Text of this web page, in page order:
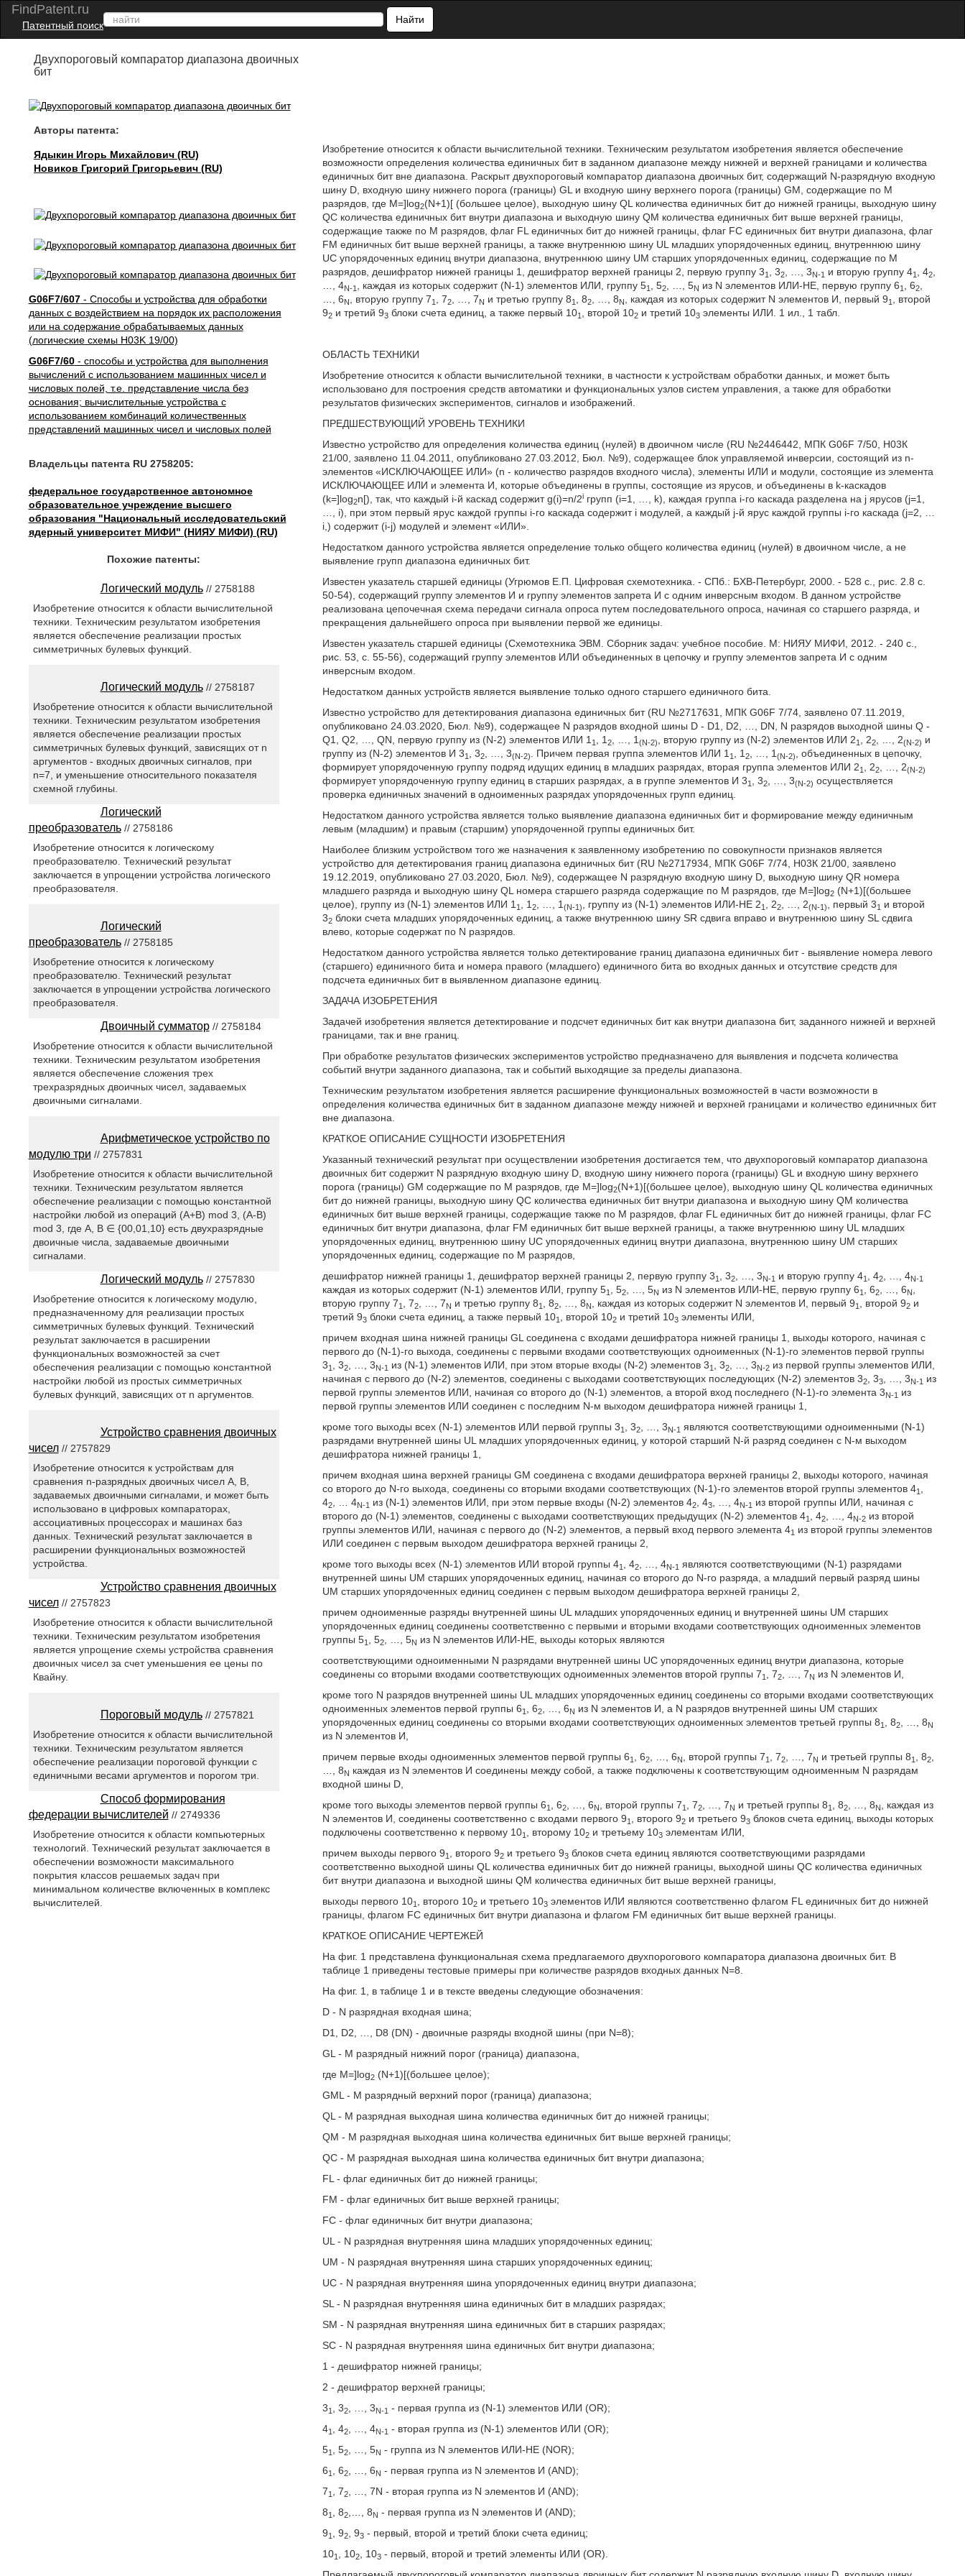
FindPatent.ru
Патентный поиск
Найти
Двухпороговый компаратор диапазона двоичных
бит
Авторы патента:
Ядыкин Игорь Михайлович (RU)
Новиков Григорий Григорьевич (RU)
G06F7/607- Способы и устройства для обработки
данных с воздействием на порядок их расположения
или на содержание обрабатываемых данных
(логические схемы H03K 19/00)
G06F7/60- способы и устройства для выполнения
вычислений с использованием машинных чисел и
числовых полей, т.е. представление числа без
основания; вычислительные устройства с
использованием комбинаций количественных
представлений машинных чисел и числовых полей
Владельцы патента RU 2758205:
федеральное государственное автономное
образовательное учреждение высшего
образования "Национальный исследовательский
ядерный университет МИФИ" (НИЯУ МИФИ) (RU)
Изобретение относится к области вычислительной техники. Техническим результатом изобретения является обеспечение
возможности определения количества единичных бит в заданном диапазоне между нижней и верхней границами и количества
единичных бит вне диапазона. Раскрыт двухпороговый компаратор диапазона двоичных бит, содержащий N-разрядную входную
шину D, входную шину нижнего порога (границы) GL и входную шину верхнего порога (границы) GM, содержащие по М
разрядов, где M=]log2(N+1)[ (большее целое), выходную шину QL количества единичных бит до нижней границы, выходную шину
QC количества единичных бит внутри диапазона и выходную шину QM количества единичных бит выше верхней границы,
содержащие также по М разрядов, флаг FL единичных бит до нижней границы, флаг FC единичных бит внутри диапазона, флаг
FM единичных бит выше верхней границы, а также внутреннюю шину UL младших упорядоченных единиц, внутреннюю шину
UC упорядоченных единиц внутри диапазона, внутреннюю шину UM старших упорядоченных единиц, содержащие по М
разрядов, дешифратор нижней границы 1, дешифратор верхней границы 2, первую группу 31 , 32 , …, 3N-1 и вторую группу 41 , 42
…, 4N-1 , каждая из которых содержит (N-1) элементов ИЛИ, группу 51 , 52 , …, 5N из N элементов ИЛИ-НЕ, первую группу 61 , 62
…, 6N , вторую группу 71 , 72 , …, 7N и третью группу 81 , 82 , …, 8N , каждая из которых содержит N элементов И, первый 91
, второй
92 и третий 93 блоки счета единиц, а также первый 101 , второй 102 и третий 103 элементы ИЛИ. 1 ил., 1 табл.
ОБЛАСТЬ ТЕХНИКИ
Изобретение относится к области вычислительной техники, в частности к устройствам обработки данных, и может быть
использовано для построения средств автоматики и функциональных узлов систем управления, а также для обработки
результатов физических экспериментов, сигналов и изображений.
ПРЕДШЕСТВУЮЩИЙ УРОВЕНЬ ТЕХНИКИ
Известно устройство для определения количества единиц (нулей) в двоичном числе (RU №2446442, МПК G06F 7/50, Н03К
21/00, заявлено 11.04.2011, опубликовано 27.03.2012, Бюл. №9), содержащее блок управляемой инверсии, состоящий из n-
элементов «ИСКЛЮЧАЮЩЕЕ ИЛИ» (n - количество разрядов входного числа), элементы ИЛИ и модули, состоящие из элемента
ИСКЛЮЧАЮЩЕЕ ИЛИ и элемента И, которые объединены в группы, состоящие из ярусов, и объединены в k-каскадов
(k=]log2n[), так, что каждый i-й каскад содержит g(i)=n/2i групп (i=1, …, k), каждая группа i-го каскада разделена на j ярусов (j=1,
…, i), при этом первый ярус каждой группы i-го каскада содержит i модулей, а каждый j-й ярус каждой группы i-го каскада (j=2, …
i,) содержит (i-j) модулей и элемент «ИЛИ».
Недостатком данного устройства является определение только общего количества единиц (нулей) в двоичном числе, а не
выявление групп диапазона единичных бит.
Известен указатель старшей единицы (Угрюмов Е.П. Цифровая схемотехника. - СПб.: БХВ-Петербург, 2000. - 528 с., рис. 2.8 с.
50-54), содержащий группу элементов И и группу элементов запрета И с одним инверсным входом. В данном устройстве
реализована цепочечная схема передачи сигнала опроса путем последовательного опроса, начиная со старшего разряда, и
прекращения дальнейшего опроса при выявлении первой же единицы.
Известен указатель старшей единицы (Схемотехника ЭВМ. Сборник задач: учебное пособие. М: НИЯУ МИФИ, 2012. - 240 с.,
рис. 53, с. 55-56), содержащий группу элементов ИЛИ объединенных в цепочку и группу элементов запрета И с одним
инверсным входом.
Недостатком данных устройств является выявление только одного старшего единичного бита.
Известно устройство для детектирования диапазона единичных бит (RU №2717631, МПК G06F 7/74, заявлено 07.11.2019,
опубликовано 24.03.2020, Бюл. №9), содержащее N разрядов входной шины D - D1, D2, …, DN, N разрядов выходной шины Q -
Q1, Q2, …, QN, первую группу из (N-2) элементов ИЛИ 1 1 , 12 , …, 1(N-2) , вторую группу из (N-2) элементов ИЛИ 21 , 22 , …, 2(N-2) и
группу из (N-2) элементов И 31 , 32 , …, 3(N-2) . Причем первая группа элементов ИЛИ 1 1 , 12 , …, 1(N-2)
, объединенных в цепочку,
формирует упорядоченную группу подряд идущих единиц в младших разрядах, вторая группа элементов ИЛИ 21 , 22 , …, 2(N-2)
формирует упорядоченную группу единиц в старших разрядах, а в группе элементов И 31 , 32 , …, 3(N-2) осуществляется
проверка единичных значений в одноименных разрядах упорядоченных групп единиц.
Недостатком данного устройства является только выявление диапазона единичных бит и формирование между единичным
левым (младшим) и правым (старшим) упорядоченной группы единичных бит.
Наиболее близким устройством того же назначения к заявленному изобретению по совокупности признаков является
устройство для детектирования границ диапазона единичных бит (RU №2717934, МПК G06F 7/74, Н03К 21/00, заявлено
19.12.2019, опубликовано 27.03.2020, Бюл. №9), содержащее N разрядную входную шину D, выходную шину QR номера
младшего разряда и выходную шину QL номера старшего разряда содержащие по М разрядов, где M=]log2 (N+1)[(большее
целое), группу из (N-1) элементов ИЛИ 1 1 , 12 , …, 1(N-1) , группу из (N-1) элементов ИЛИ-НЕ 21 , 22 , …, 2(N-1) , первый 31 и второй
32 блоки счета младших упорядоченных единиц, а также внутреннюю шину SR сдвига вправо и внутреннюю шину SL сдвига
влево, которые содержат по N разрядов.
Недостатком данного устройства является только детектирование границ диапазона единичных бит - выявление номера левого
(старшего) единичного бита и номера правого (младшего) единичного бита во входных данных и отсутствие средств для
подсчета единичных бит в выявленном диапазоне единиц.
ЗАДАЧА ИЗОБРЕТЕНИЯ
Задачей изобретения является детектирование и подсчет единичных бит как внутри диапазона бит, заданного нижней и верхней
границами, так и вне границ.
При обработке результатов физических экспериментов устройство предназначено для выявления и подсчета количества
событий внутри заданного диапазона, так и событий выходящие за пределы диапазона.
Техническим результатом изобретения является расширение функциональных возможностей в части возможности в
определения количества единичных бит в заданном диапазоне между нижней и верхней границами и количество единичных бит
вне диапазона.
КРАТКОЕ ОПИСАНИЕ СУЩНОСТИ ИЗОБРЕТЕНИЯ
Указанный технический результат при осуществлении изобретения достигается тем, что двухпороговый компаратор диапазона
двоичных бит содержит N разрядную входную шину D, входную шину нижнего порога (границы) GL и входную шину верхнего
порога (границы) GM содержащие по М разрядов, где M=]log2(N+1)[(большее целое), выходную шину QL количества единичных
бит до нижней границы, выходную шину QC количества единичных бит внутри диапазона и выходную шину QM количества
единичных бит выше верхней границы, содержащие также по М разрядов, флаг FL единичных бит до нижней границы, флаг FC
единичных бит внутри диапазона, флаг FM единичных бит выше верхней границы, а также внутреннюю шину UL младших
упорядоченных единиц, внутреннюю шину UC упорядоченных единиц внутри диапазона, внутреннюю шину UM старших
упорядоченных единиц, содержащие по М разрядов,
дешифратор нижней границы 1, дешифратор верхней границы 2, первую группу 31 , 32 , …, 3N-1 и вторую группу 41 , 42 , …, 4N-1
каждая из которых содержит (N-1) элементов ИЛИ, группу 51 , 52 , …, 5N из N элементов ИЛИ-НЕ, первую группу 61 , 62 , …, 6N
вторую группу 71 , 72 , …, 7N и третью группу 81 , 82 , …, 8N , каждая из которых содержит N элементов И, первый 91 , второй 92 и
третий 93 блоки счета единиц, а также первый 101 , второй 102 и третий 103 элементы ИЛИ,
причем входная шина нижней границы GL соединена с входами дешифратора нижней границы 1, выходы которого, начиная с
первого до (N-1)-го выхода, соединены с первыми входами соответствующих одноименных (N-1)-го элементов первой группы
31 , 32 , …, 3N-1 из (N-1) элементов ИЛИ, при этом вторые входы (N-2) элементов 31 , 32 , …, 3N-2 из первой группы элементов ИЛИ,
начиная с первого до (N-2) элементов, соединены с выходами соответствующих последующих (N-2) элементов 32 , 33 , …, 3N-1 из
первой группы элементов ИЛИ, начиная со второго до (N-1) элементов, а второй вход последнего (N-1)-го элемента 3N-1 из
первой группы элементов ИЛИ соединен с последним N-м выходом дешифратора нижней границы 1,
кроме того выходы всех (N-1) элементов ИЛИ первой группы 31 , 32 , …, 3N-1 являются соответствующими одноименными (N-1)
разрядами внутренней шины UL младших упорядоченных единиц, у которой старший N-й разряд соединен с N-м выходом
дешифратора нижней границы 1,
причем входная шина верхней границы GM соединена с входами дешифратора верхней границы 2, выходы которого, начиная
со второго до N-го выхода, соединены со вторыми входами соответствующих (N-1)-го элементов второй группы элементов 41
42 , … 4N-1 из (N-1) элементов ИЛИ, при этом первые входы (N-2) элементов 42 , 43 , …, 4N-1 из второй группы ИЛИ, начиная с
второго до (N-1) элементов, соединены с выходами соответствующих предыдущих (N-2) элементов 41 , 42 , …, 4N-2 из второй
группы элементов ИЛИ, начиная с первого до (N-2) элементов, а первый вход первого элемента 41 из второй группы элементов
ИЛИ соединен с первым выходом дешифратора верхней границы 2,
кроме того выходы всех (N-1) элементов ИЛИ второй группы 41 , 42 , …, 4N-1 являются соответствующими (N-1) разрядами
внутренней шины UM старших упорядоченных единиц, начиная со второго до N-го разряда, а младший первый разряд шины
UM старших упорядоченных единиц соединен с первым выходом дешифратора верхней границы 2,
причем одноименные разряды внутренней шины UL младших упорядоченных единиц и внутренней шины UM старших
упорядоченных единиц соединены соответственно с первыми и вторыми входами соответствующих одноименных элементов
группы 51 , 52 , …, 5N из N элементов ИЛИ-НЕ, выходы которых являются
соответствующими одноименными N разрядами внутренней шины UC упорядоченных единиц внутри диапазона, которые
соединены со вторыми входами соответствующих одноименных элементов второй группы 71 , 72 , …, 7N из N элементов И,
кроме того N разрядов внутренней шины UL младших упорядоченных единиц соединены со вторыми входами соответствующих
одноименных элементов первой группы 61 , 62 , …, 6N из N элементов И, а N разрядов внутренней шины UM старших
упорядоченных единиц соединены со вторыми входами соответствующих одноименных элементов третьей группы 81 , 82 , …, 8N
из N элементов И,
причем первые входы одноименных элементов первой группы 61 , 62 , …, 6N , второй группы 71 , 72 , …, 7N и третьей группы 81 , 82
…, 8N каждая из N элементов И соединены между собой, а также подключены к соответствующим одноименным N разрядам
входной шины D,
кроме того выходы элементов первой группы 61 , 62 , …, 6N , второй группы 71 , 72 , …, 7N и третьей группы 81 , 82 , …, 8N
, каждая из
N элементов И, соединены соответственно с входами первого 91 , второго 92 и третьего 93 блоков счета единиц, выходы которых
подключены соответственно к первому 101 , второму 102 и третьему 103 элементам ИЛИ,
причем выходы первого 91 , второго 92 и третьего 93 блоков счета единиц являются соответствующими разрядами
соответственно выходной шины QL количества единичных бит до нижней границы, выходной шины QC количества единичных
бит внутри диапазона и выходной шины QM количества единичных бит выше верхней границы,
выходы первого 101 , второго 102 и третьего 103 элементов ИЛИ являются соответственно флагом FL единичных бит до нижней
границы, флагом FC единичных бит внутри диапазона и флагом FM единичных бит выше верхней границы.
КРАТКОЕ ОПИСАНИЕ ЧЕРТЕЖЕЙ
На фиг. 1 представлена функциональная схема предлагаемого двухпорогового компаратора диапазона двоичных бит. В
таблице 1 приведены тестовые примеры при количестве разрядов входных данных N=8.
На фиг. 1, в таблице 1 и в тексте введены следующие обозначения:
D - N разрядная входная шина;
D1, D2, …, D8 (DN) - двоичные разряды входной шины (при N=8);
GL - М разрядный нижний порог (граница) диапазона,
где M=]log2 (N+1)[(большее целое);
GML - М разрядный верхний порог (граница) диапазона;
QL - М разрядная выходная шина количества единичных бит до нижней границы;
QM - М разрядная выходная шина количества единичных бит выше верхней границы;
QC - М разрядная выходная шина количества единичных бит внутри диапазона;
FL - флаг единичных бит до нижней границы;
FM - флаг единичных бит выше верхней границы;
FC - флаг единичных бит внутри диапазона;
UL - N разрядная внутренняя шина младших упорядоченных единиц;
UM - N разрядная внутренняя шина старших упорядоченных единиц;
UC - N разрядная внутренняя шина упорядоченных единиц внутри диапазона;
SL - N разрядная внутренняя шина единичных бит в младших разрядах;
SM - N разрядная внутренняя шина единичных бит в старших разрядах;
SC - N разрядная внутренняя шина единичных бит внутри диапазона;
1 - дешифратор нижней границы;
2 - дешифратор верхней границы;
31 , 32 , …, 3N-1 - первая группа из (N-1) элементов ИЛИ (OR);
41 , 42 , …, 4N-1 - вторая группа из (N-1) элементов ИЛИ (OR);
51 , 52 , …, 5N - группа из N элементов ИЛИ-НЕ (NOR);
61 , 62 , …, 6N - первая группа из N элементов И (AND);
71 , 72
, …, 7N - вторая группа из N элементов И (AND);
81 , 82 ,…, 8N - первая группа из N элементов И (AND);
91 , 92 , 93 - первый, второй и третий блоки счета единиц;
101 , 102 , 103 - первый, второй и третий элементы ИЛИ (OR).
Похожие патенты:
Логический модуль// 2758188
Изобретение относится к области вычислительной
техники. Техническим результатом изобретения
является обеспечение реализации простых
симметричных булевых функций.
Логический модуль// 2758187
Изобретение относится к области вычислительной
техники. Техническим результатом изобретения
является обеспечение реализации простых
симметричных булевых функций, зависящих от n
аргументов - входных двоичных сигналов, при
n=7, и уменьшение относительного показателя
схемной глубины.
Логический
преобразователь// 2758186
Изобретение относится к логическому
преобразователю. Технический результат
заключается в упрощении устройства логического
преобразователя.
Логический
преобразователь// 2758185
Изобретение относится к логическому
преобразователю. Технический результат
заключается в упрощении устройства логического
преобразователя.
Двоичный сумматор// 2758184
Изобретение относится к области вычислительной
техники. Техническим результатом изобретения
является обеспечение сложения трех
трехразрядных двоичных чисел, задаваемых
двоичными сигналами.
Арифметическое устройство по
модулю три // 2757831
Изобретение относится к области вычислительной
техники. Техническим результатом является
обеспечение реализации с помощью константной
настройки любой из операций (А+В) mod 3, (А-В)
mod 3, где А, В ∈ {00,01,10} есть двухразрядные
двоичные числа, задаваемые двоичными
сигналами.
Логический модуль// 2757830
Изобретение относится к логическому модулю,
предназначенному для реализации простых
симметричных булевых функций. Технический
результат заключается в расширении
функциональных возможностей за счет
обеспечения реализации с помощью константной
настройки любой из простых симметричных
булевых функций, зависящих от n аргументов.
Устройство сравнения двоичных
чисел// 2757829
Изобретение относится к устройствам для
сравнения n-разрядных двоичных чисел А, В,
задаваемых двоичными сигналами, и может быть
использовано в цифровых компараторах,
ассоциативных процессорах и машинах баз
данных. Технический результат заключается в
расширении функциональных возможностей
устройства.
Устройство сравнения двоичных
чисел// 2757823
Изобретение относится к области вычислительной
техники. Техническим результатом изобретения
является упрощение схемы устройства сравнения
двоичных чисел за счет уменьшения ее цены по
Квайну.
Пороговый модуль// 2757821
Изобретение относится к области вычислительной
техники. Техническим результатом является
обеспечение реализации пороговой функции с
единичными весами аргументов и порогом три.
Способ формирования
федерации вычислителей // 2749336
Изобретение относится к области компьютерных
технологий. Технический результат заключается в
обеспечении возможности максимального
покрытия классов решаемых задач при
минимальном количестве включенных в комплекс
вычислителей.